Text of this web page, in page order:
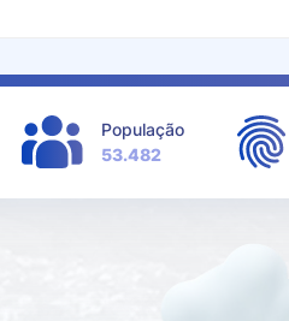
População
53.482